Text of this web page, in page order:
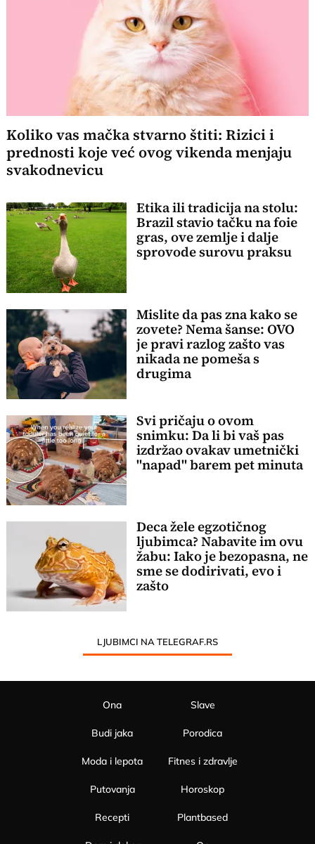
Koliko vas mačka stvarno štiti: Rizici i
prednosti koje već ovog vikenda menjaju
svakodnevicu
Etika ili tradicija na stolu:
Brazil stavio tačku na foie
gras, ove zemlje i dalje
sprovode surovu praksu
Mislite da pas zna kako se
zovete? Nema šanse: OVO
je pravi razlog zašto vas
nikada ne pomeša s
drugima
Svi pričaju o ovom
snimku: Da li bi vaš pas
izdržao ovakav umetnički
"napad" barem pet minuta
Deca žele egzotičnog
ljubimca? Nabavite im ovu
žabu: Iako je bezopasna, ne
sme se dodirivati, evo i
zašto
LJUBIMCI NA TELEGRAF.RS
Ona
Budi jaka
Moda i lepota
Slave
Porodica
Fitnes i zdravlje
Putovanja
Recepti
Horoskop
Plantbased